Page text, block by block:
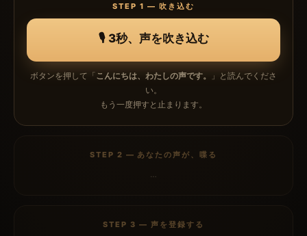
STEP 1 — 吹き込む
🎙 3秒、声を吹き込む
ボタンを押して「こんにちは、わたしの声です。
」と読んでくださ
い。
もう一度押すと止まります。
STEP 2 — あなたの声が、喋る
…
STEP 3 — 声を登録する